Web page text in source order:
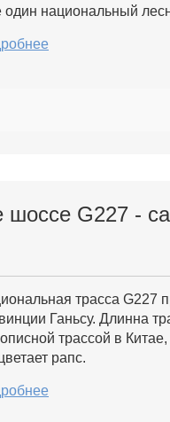
национальный
шоссе G227 -
трасса G227
Ганьсу. Длинна
трассой в
рапс.